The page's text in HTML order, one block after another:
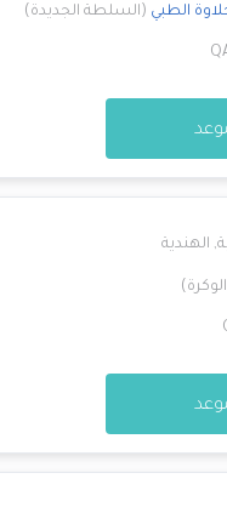
الطبي (السلطة الجديدة)
, الهندية
الوكرة)